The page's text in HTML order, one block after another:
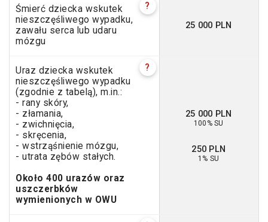
Śmierć dziecka wskutek
nieszczęśliwego wypadku,
zawału serca lub udaru
mózgu
?
25 000 PLN
Uraz dziecka wskutek
nieszczęśliwego wypadku
(zgodnie z tabelą), m.in.:
- rany skóry,
- złamania,
- zwichnięcia,
- skręcenia,
- wstrząśnienie mózgu,
- utrata zębów stałych.
Około 400 urazów oraz
uszczerbków
wymienionych w OWU
?
25 000 PLN
100% SU
250 PLN
1% SU